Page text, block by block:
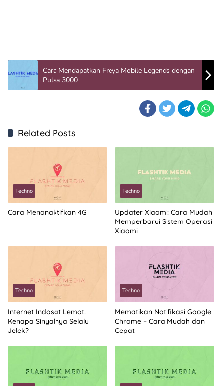
Cara Mendapatkan Freya Mobile Legends dengan
Pulsa 3000
Related Posts
Techno
Cara Menonaktifkan 4G
Techno
Updater Xiaomi: Cara Mudah
Memperbarui Sistem Operasi
Xiaomi
Techno
Internet Indosat Lemot:
Kenapa Sinyalnya Selalu
Jelek?
Techno
Mematikan Notifikasi Google
Chrome – Cara Mudah dan
Cepat